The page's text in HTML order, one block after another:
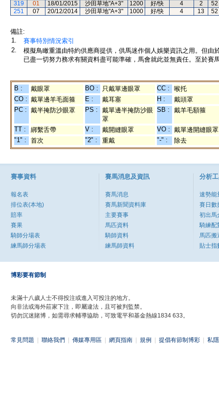
319
01 18/01/2015 沙田草地"A+3" 1200 好/快 4 2
52
251
07 20/12/2014 沙田草地"A+3" 1000 好/快 4 13 52
備註:
1.
賽事特別情況索引
2.
模擬鳥瞰重溫由特約供應商提供，供馬迷作個人娛樂資訊之用。但
已盡一切努力務求有關資料盡可能準確，馬會就此並無責任。至於賽
B : 戴眼罩 BO : 只戴單邊眼罩 CC :
喉托
CO : 戴單邊羊毛面箍 E : 戴耳塞 H :
戴頭罩
PC : 戴半掩防沙眼罩 PS :
戴單邊半掩防沙眼
罩
SB : 戴羊毛額箍
TT : 綁繫舌帶 V : 戴開縫眼罩 VO : 戴單邊開縫眼罩
"1" :
首次 "2" : 重戴 "-" : 除去
賽事資料
報名表
排位表(本地)
賠率
賽果
騎師分場表
練馬師分場表
賽馬消息及資訊
賽馬消息
賽馬新聞資料庫
主要賽事
馬匹資料
騎師資料
練馬師資料
分析
速勢能
賽日數
初出馬
騎練配
馬匹搬
貼士指
博彩要有節制
未滿十八歲人士不得投注或進入可投注的地方。
向非法或海外莊家下注，即屬違法，且可被判監禁。
切勿沉迷賭博，如需尋求輔導協助，可致電平和基金熱線1834 633。
常見問題 聯絡我們 傳媒專用區 網頁指南 規例 提倡有節制博彩 私